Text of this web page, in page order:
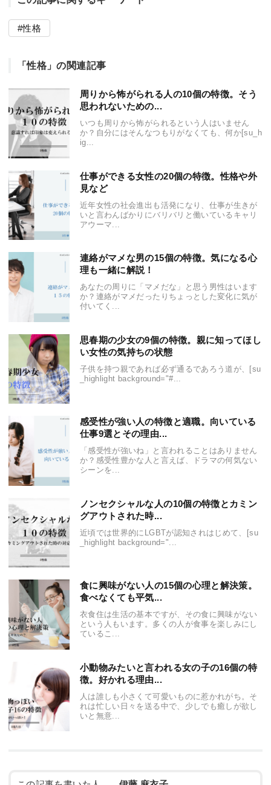
性格
「性格」の関連記事
周りから怖がられる人の10個の特徴。そう
思われないための...
いつも周りから怖がられるという人はいません
か？自分にはそんなつもりがなくても、何か[su_h
ig...
仕事ができる女性の20個の特徴。性格や外
見など
近年女性の社会進出も活発になり、仕事が生きが
いと言わんばかりにバリバリと働いているキャリ
アウーマ...
連絡がマメな男の15個の特徴。気になる心
理も一緒に解説！
あなたの周りに「マメだな」と思う男性はいます
か？連絡がマメだったりちょっとした変化に気が
付いてく...
思春期の少女の9個の特徴。親に知ってほし
い女性の気持ちの状態
子供を持つ親であれば必ず通るであろう道が、[su
_highlight background="#...
感受性が強い人の特徴と適職。向いている
仕事9選とその理由...
「感受性が強いね」と言われることはありません
か？感受性豊かな人と言えば、ドラマの何気ない
シーンを...
ノンセクシャルな人の10個の特徴とカミン
グアウトされた時...
近頃では世界的にLGBTが認知されはじめて、[su
_highlight background="...
食に興味がない人の15個の心理と解決策。
食べなくても平気...
衣食住は生活の基本ですが、その食に興味がない
という人もいます。多くの人が食事を楽しみにし
ているこ...
小動物みたいと言われる女の子の16個の特
徴。好かれる理由...
人は誰しも小さくて可愛いものに惹かれがち。そ
れは忙しい日々を送る中で、少しでも癒しが欲し
いと無意...